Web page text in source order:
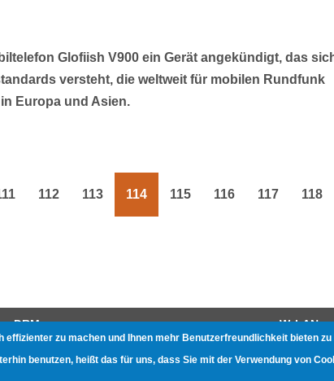
Glofiish V900 ein Gerät angekündigt, das
versteht, die weltweit für mobilen Rundfunk
Europa und Asien.
112 113 114 115 116 117 118
DRM W-LAN
zu machen und Ihnen mehr Benutzerfreundlichkeit bieten
benutzen, heißt das für uns, dass Sie mit der Verwendung von